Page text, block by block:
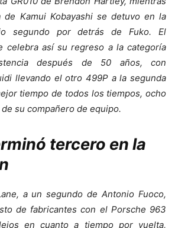
Kamui Kobayashi se detuvo en la
segundo por detrás de Fuko. El
celebra así su regreso a la categoría
después de 50 años, con
llevando el otro 499P a la segunda
tiempo de todos los tiempos, ocho
su compañero de equipo.
tercero en la
a un segundo de Antonio Fuoco,
de fabricantes con el Porsche 963
en cuanto a tiempo por vuelta,